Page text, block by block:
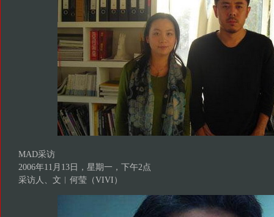
MAD采访
2006年11月13日，星期一，下午2点
采访人、文︱何莹（VIVI）